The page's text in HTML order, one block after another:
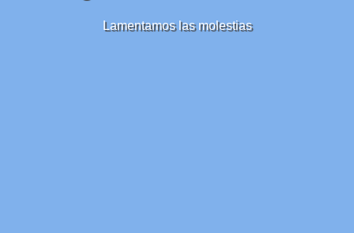
Lamentamos las molestias